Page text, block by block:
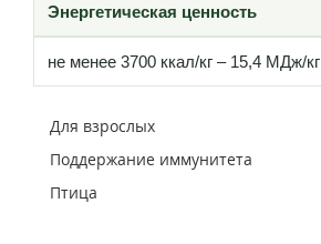
Энергетическая ценность
не менее 3700 ккал/кг – 15,4 МДж/кг
Для взрослых
Поддержание иммунитета
Птица